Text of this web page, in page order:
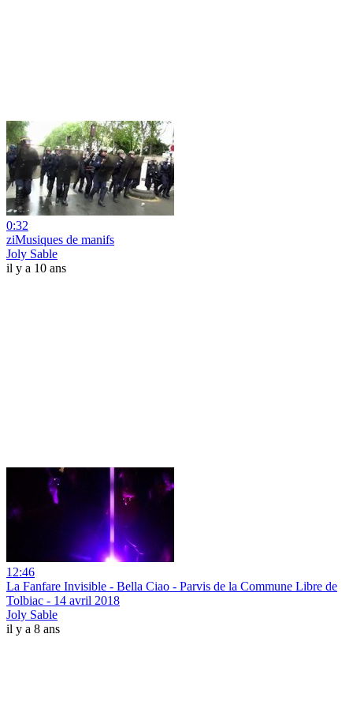
0:32
ziMusiques de manifs
Joly Sable
il y a 10 ans
12:46
La Fanfare Invisible - Bella Ciao - Parvis de la Commune Libre de
Tolbiac - 14 avril 2018
Joly Sable
il y a 8 ans